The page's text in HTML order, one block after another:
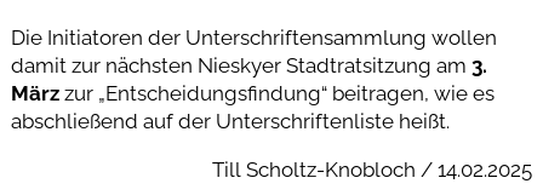
Die Initiatoren der Unterschriftensammlung wollen
damit zur nächsten Nieskyer Stadtratsitzung am 3.
Märzzur „Entscheidungsfindung“ beitragen, wie es
abschließend auf der Unterschriftenliste heißt.
Till Scholtz-Knobloch / 14.02.2025